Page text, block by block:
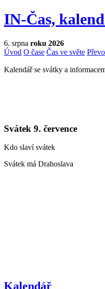
IN-Čas,
6. srpna roku 2026
Úvod O čase Čas ve světe
Kalendář se svátky a
Svátek 9. července
Kdo slaví svátek
Svátek má Drahoslava
Kalendář